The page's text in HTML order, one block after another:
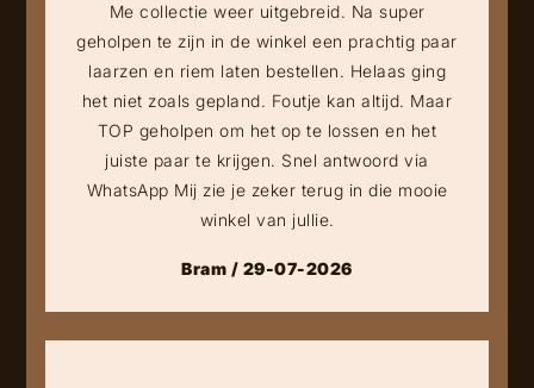
Me collectie weer uitgebreid. Na super
geholpen te zijn in de winkel een prachtig paar
laarzen en riem laten bestellen. Helaas ging
het niet zoals gepland. Foutje kan altijd. Maar
TOP geholpen om het op te lossen en het
juiste paar te krijgen. Snel antwoord via
WhatsApp Mij zie je zeker terug in die mooie
winkel van jullie.
Bram / 29-07-2026